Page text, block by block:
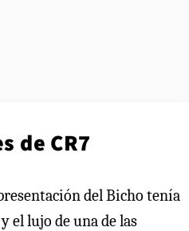
de CR7
del Bicho tenía
el lujo de una de las